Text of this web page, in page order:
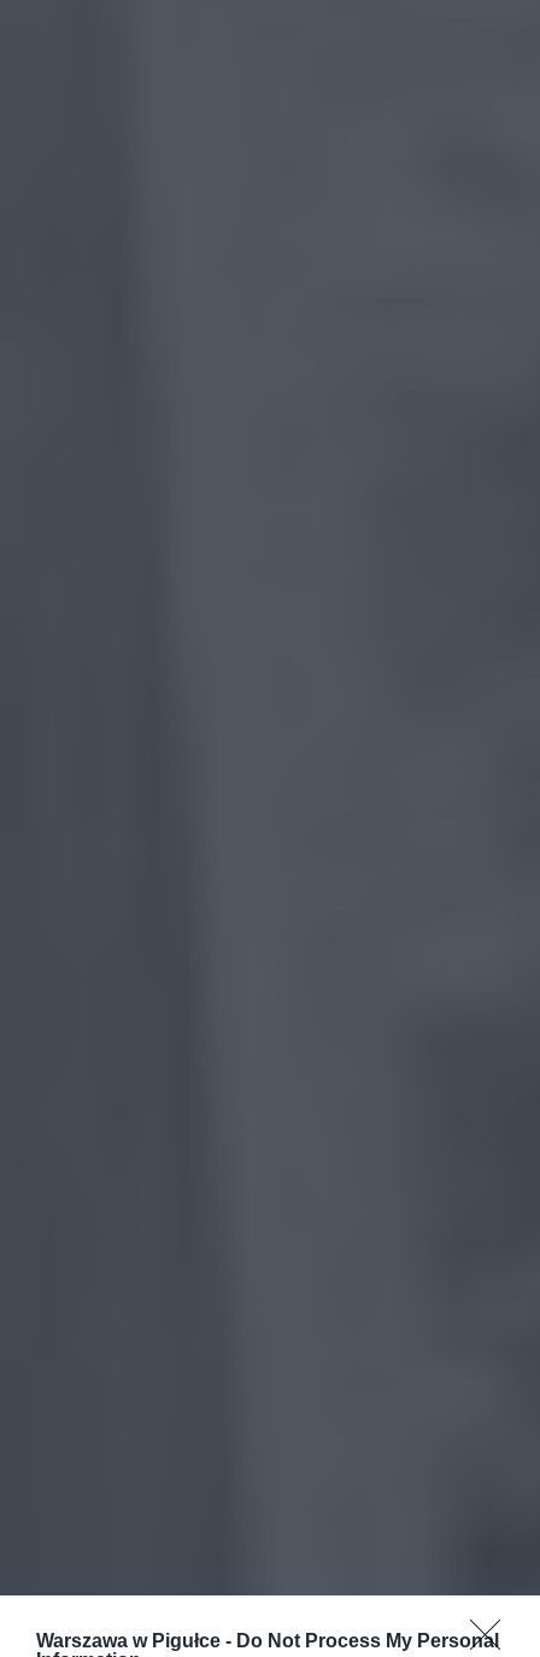
Warszawa w Pigułce - Do Not Process My Personal